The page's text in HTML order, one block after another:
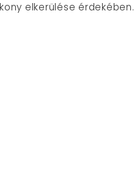
elkerülése érdekében.